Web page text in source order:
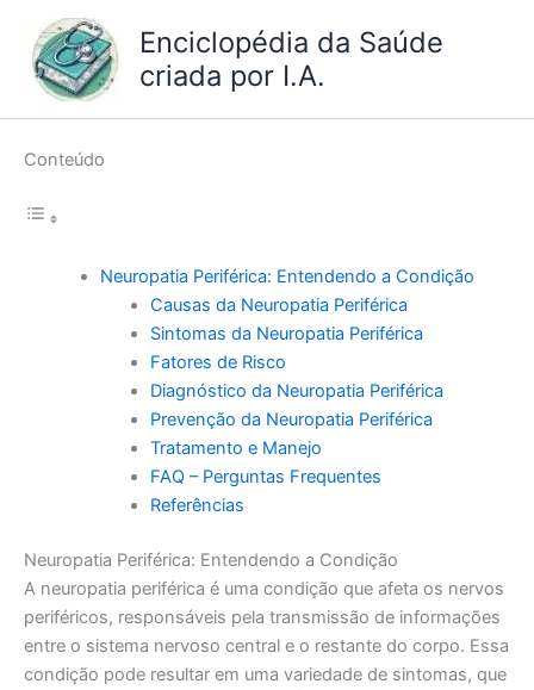
conteúdo
Enciclopédia da Saúde
criada por I.A.
Conteúdo
Neuropatia Periférica: Entendendo a Condição
Causas da Neuropatia Periférica
Sintomas da Neuropatia Periférica
Fatores de Risco
Diagnóstico da Neuropatia Periférica
Prevenção da Neuropatia Periférica
Tratamento e Manejo
FAQ – Perguntas Frequentes
Referências
Neuropatia Periférica: Entendendo a Condição
A neuropatia periférica é uma condição que afeta os nervos
periféricos, responsáveis pela transmissão de informações
entre o sistema nervoso central e o restante do corpo. Essa
condição pode resultar em uma variedade de sintomas, que